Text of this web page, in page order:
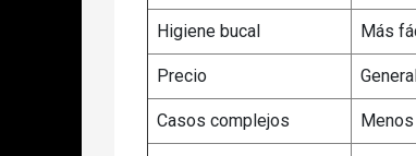
Higiene bucal Más
Precio
Casos complejos